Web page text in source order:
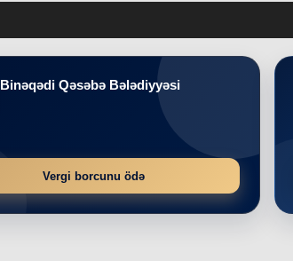
Binəqədi Qəsəbə Bələdiyyəsi
Vergi borcunu ödə